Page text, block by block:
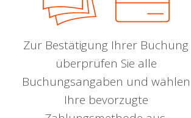
Zur Bestätigung Ihrer Buchung
überprüfen Sie alle
Buchungsangaben und wählen
Ihre bevorzugte